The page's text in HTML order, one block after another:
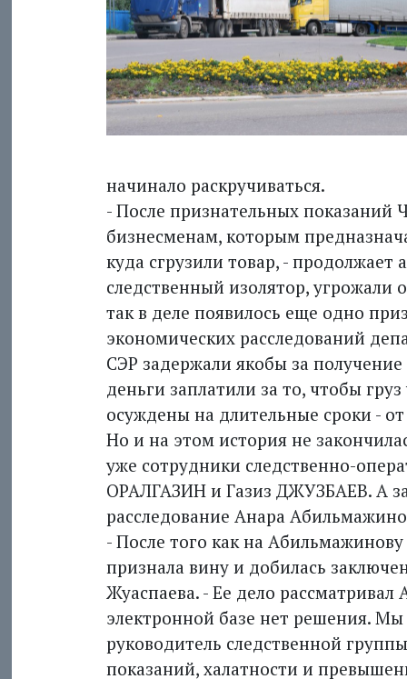
начинало раскручиваться.
- После признательных показаний
бизнесменам, которым
куда сгрузили товар, -
следственный изолятор,
так в деле появилось еще одно
экономических расследований
СЭР задержали якобы за получение
деньги заплатили за то, чтобы
осуждены на длительные сроки - от
Но и на этом история не
уже сотрудники следственно-
ОРАЛГАЗИН и Газиз ДЖУЗБАЕВ. А
расследование Анара
- После того как на
признала вину и добилась
Жуаспаева. - Ее дело
электронной базе нет решения. Мы
руководитель следственной
показаний, халатности и